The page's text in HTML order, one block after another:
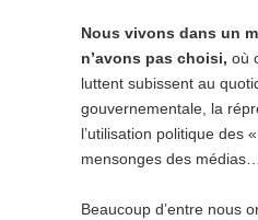
Nous vivons dans un
n’avons pas choisi, où
luttent subissent au
gouvernementale, la
l’utilisation politique des
mensonges des médias…
Beaucoup d’entre nous